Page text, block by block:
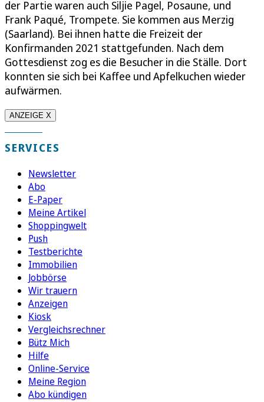
der Partie waren auch Siljie Pagel, Posaune, und
Frank Paqué, Trompete. Sie kommen aus Merzig
(Saarland). Bei ihnen hatte die Freizeit der
Konfirmanden 2021 stattgefunden. Nach dem
Gottesdienst zog es die Besucher in die Ställe. Dort
konnten sie sich bei Kaffee und Apfelkuchen wieder
aufwärmen.
ANZEIGE X
SERVICES
Newsletter
Abo
E-Paper
Meine Artikel
Shoppingwelt
Push
Testberichte
Immobilien
Jobbörse
Wir trauern
Anzeigen
Kiosk
Vergleichsrechner
Bütz Mich
Hilfe
Online-Service
Meine Region
Abo kündigen